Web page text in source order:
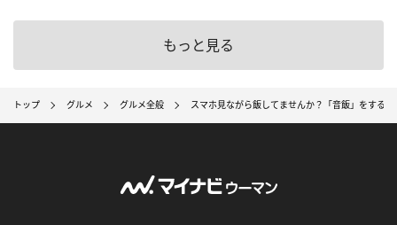
もっと見る
トップ グルメ グルメ全般 スマホ見ながら飯してませんか？「音飯」をする